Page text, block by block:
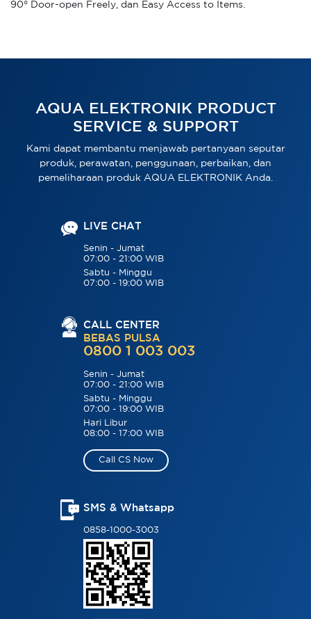
90° Door-open Freely, dan Easy Access to Items.
AQUA ELEKTRONIK PRODUCT
SERVICE & SUPPORT
Kami dapat membantu menjawab pertanyaan seputar
produk, perawatan, penggunaan, perbaikan, dan
pemeliharaan produk AQUA ELEKTRONIK Anda.
LIVE CHAT
Senin - Jumat
07:00 - 21:00 WIB
Sabtu - Minggu
07:00 - 19:00 WIB
CALL CENTER
BEBAS PULSA
0800 1 003 003
Senin - Jumat
07:00 - 21:00 WIB
Sabtu - Minggu
07:00 - 19:00 WIB
Hari Libur
08:00 - 17:00 WIB
Call CS Now
SMS & Whatsapp
0858-1000-3003